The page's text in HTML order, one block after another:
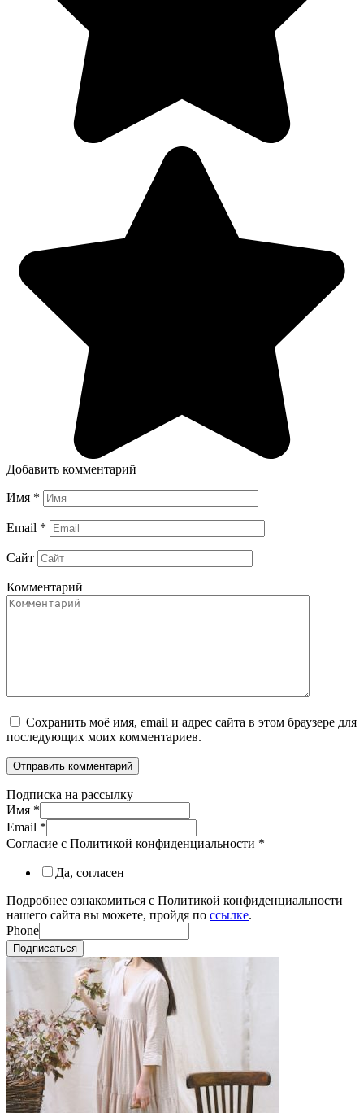
Добавить комментарий
Имя *
Email *
Сайт
Комментарий
Сохранить моё имя, email и адрес сайта в этом браузере для
последующих моих комментариев.
Подписка на рассылку
Имя *
Email *
Согласие с Политикой конфиденциальности *
Да, согласен
Подробнее ознакомиться с Политикой конфиденциальности
нашего сайта вы можете, пройдя по ссылке.
Phone
Подписаться